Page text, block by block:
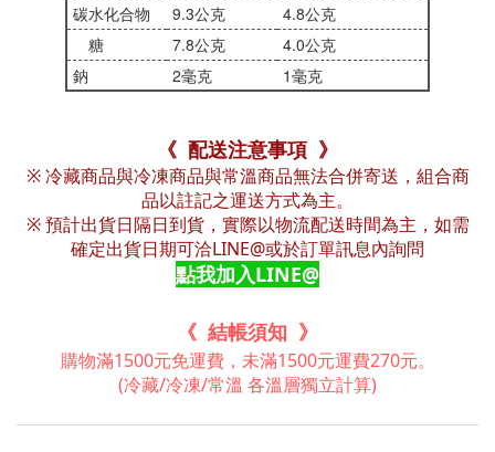
碳水化合物
9.3公克
4.8公克
糖
7.8公克
4.0公克
鈉
2毫克 1毫克
《 配送注意事項 》
※ 冷藏商品與冷凍商品與常溫商品無法合併寄送，組合商
品以註記之運送方式為主。
※ 預計出貨日隔日到貨，實際以物流配送時間為主，如需
確定出貨日期可洽LINE@或於訂單訊息內詢問
點我加入LINE@
《 結帳須知 》
購物滿1500元免運費，未滿1500元運費270元。
(冷藏/冷凍/常溫 各溫層獨立計算)